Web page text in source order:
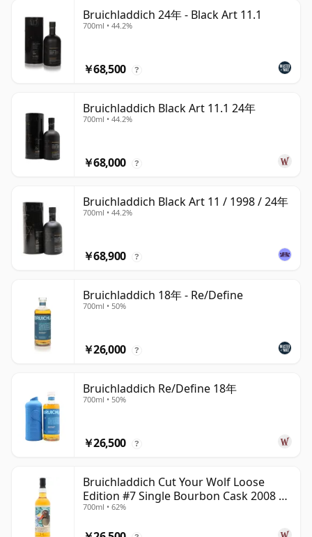
Bruichladdich 24年 - Black Art 11.1
700ml • 44.2%
￥68,500 ?
Bruichladdich Black Art 11.1 24年
700ml • 44.2%
￥68,000 ?
Bruichladdich Black Art 11 / 1998 / 24年
700ml • 44.2%
￥68,900 ?
Bruichladdich 18年 - Re/Define
700ml • 50%
￥26,000 ?
Bruichladdich Re/Define 18年
700ml • 50%
￥26,500 ?
Bruichladdich Cut Your Wolf Loose
Edition #7 Single Bourbon Cask 2008 14
年
700ml • 62%